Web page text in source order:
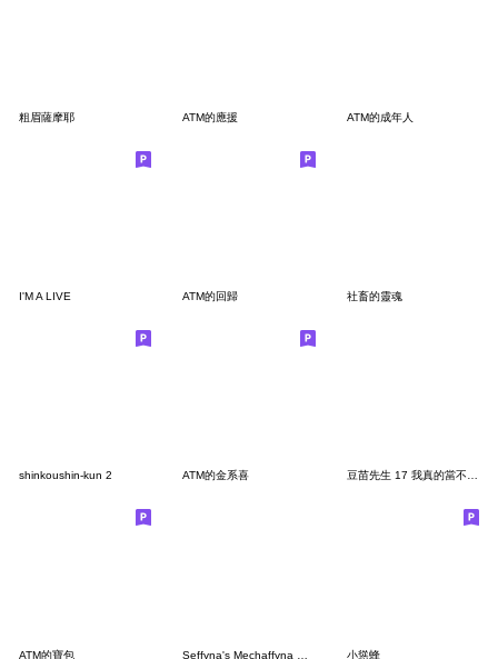
粗眉薩摩耶 ATM的應援 ATM的成年人
I'M A LIVE ATM的回歸 社畜的靈魂
shinkoushin-kun 2 ATM的金系喜 豆苗先生 17 我真的當不了高級大人 篇
ATM的寶包 小慫蜂